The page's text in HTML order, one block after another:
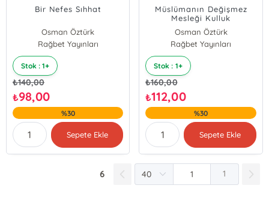
Bir Nefes Sıhhat
Osman Öztürk
Rağbet Yayınları
Stok : 1+
₺140,00
₺98,00
%30
Sepete Ekle
Müslümanın Değişmez
Mesleği Kulluk
Osman Öztürk
Rağbet Yayınları
Stok : 1+
₺160,00
₺112,00
%30
Sepete Ekle
6 1